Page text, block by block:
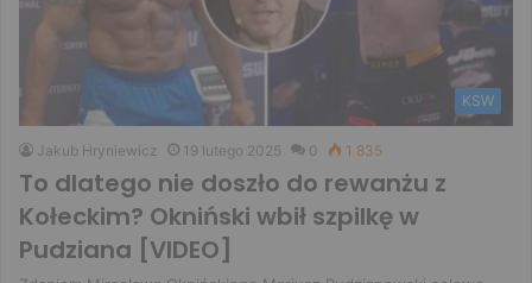
KSW
Jakub Hryniewicz 19 lutego 2025 0 1 835
To dlatego nie doszło do rewanżu z
Kołeckim? Okniński wbił szpilkę w
Pudziana [VIDEO]